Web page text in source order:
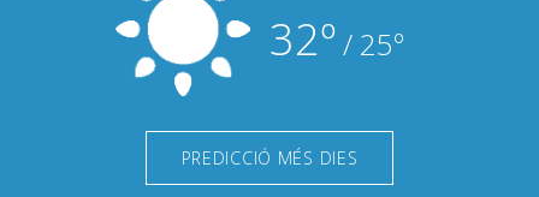
32º / 25º
PREDICCIÓ MÉS DIES